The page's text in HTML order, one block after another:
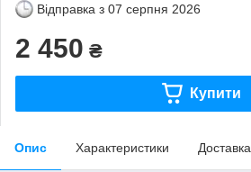
Відправка з 07 серпня 2026
2 450 ₴
Купити
Опис Характеристики Доставка